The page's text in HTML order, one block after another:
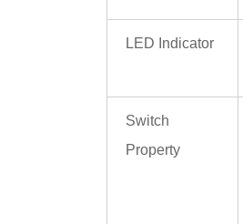
LED Indicator
Switch
Property